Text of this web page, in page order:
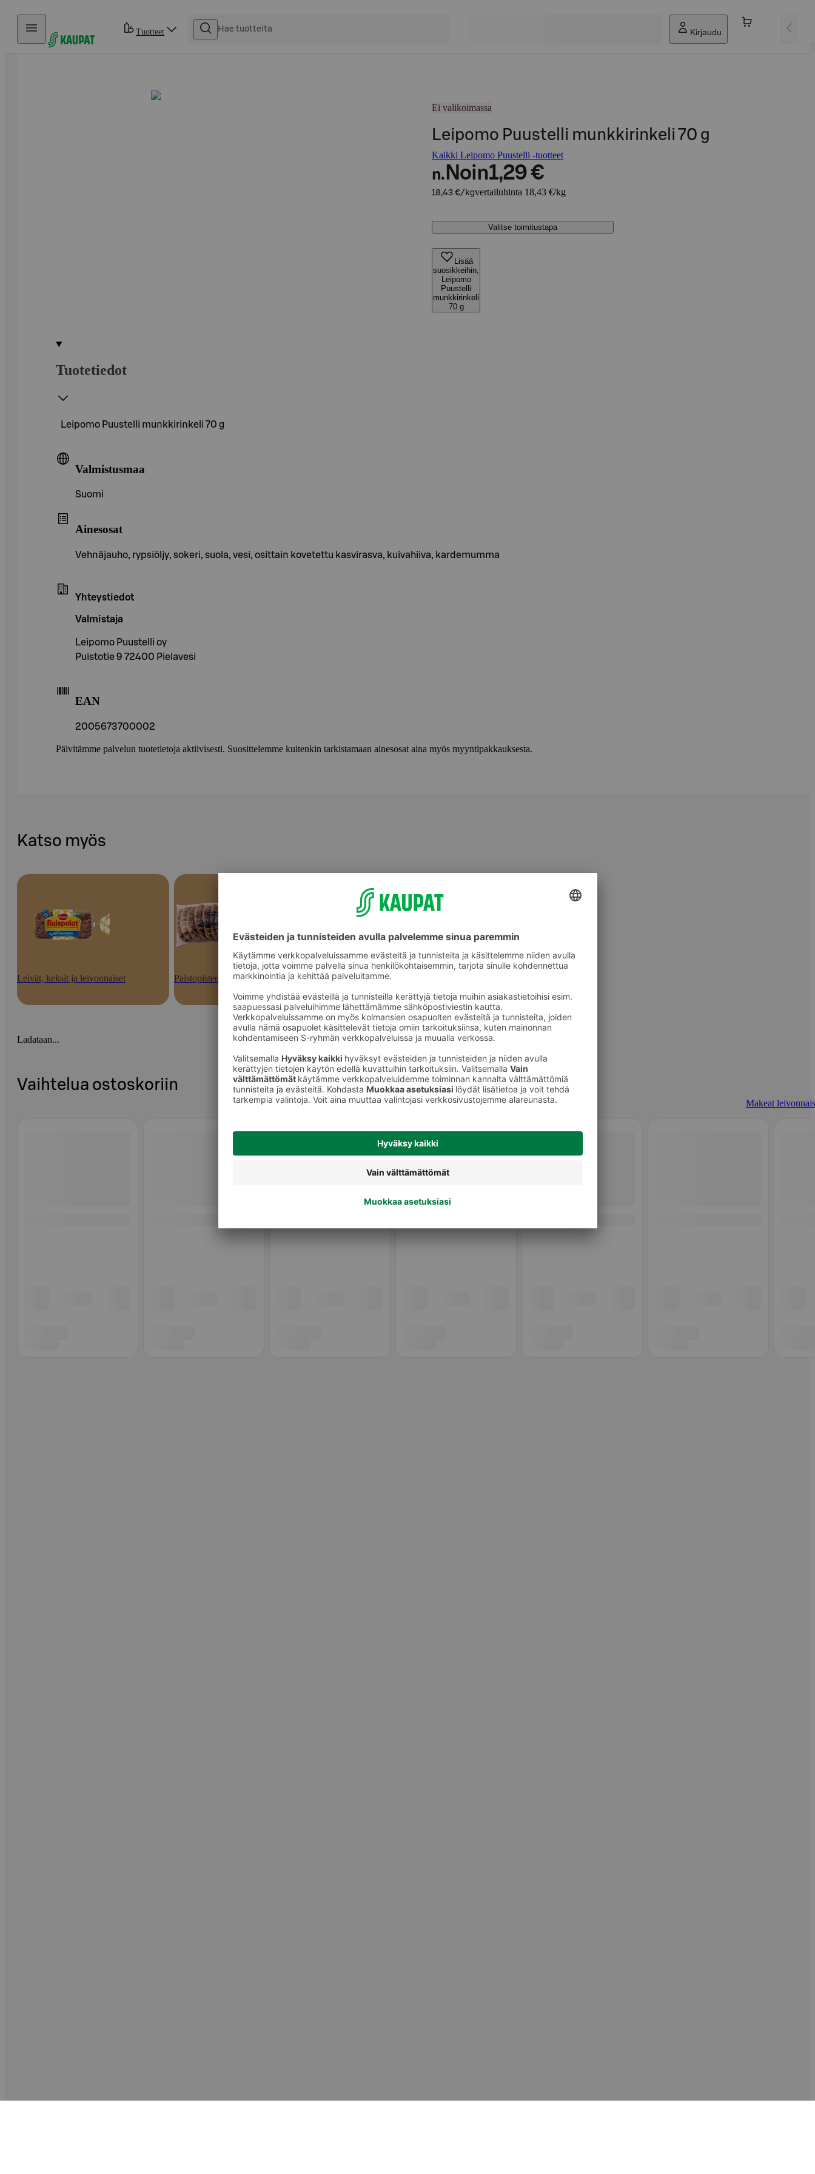
Hyppää sisältöön
Tuotteet Kirjaudu
Ei valikoimassa
Leipomo Puustelli munkkirinkeli 70 g
Kaikki Leipomo Puustelli -tuotteet
n. Noin1,29 €
18,43 €/kgvertailuhinta 18,43 €/kg
Valitse toimitustapa
Lisää
suosikkeihin,
Leipomo
Puustelli
munkkirinkeli
70 g
Tuotetiedot
Leipomo Puustelli munkkirinkeli 70 g
Valmistusmaa
Suomi
Ainesosat
Vehnäjauho, rypsiöljy, sokeri, suola, vesi, osittain kovetettu kasvirasva, kuivahiiva, kardemumma
Yhteystiedot
Valmistaja
Leipomo Puustelli oy
Puistotie 9 72400 Pielavesi
EAN
2005673700002
Päivitämme palvelun tuotetietoja aktiivisesti. Suosittelemme kuitenkin tarkistamaan ainesosat aina myös myyntipakkauksesta.
Katso myös
Leivät, keksit ja leivonnaiset Paistopisteen tuotteet Makeat leivonnaiset
Ladataan...
Vaihtelua ostoskoriin
Makeat